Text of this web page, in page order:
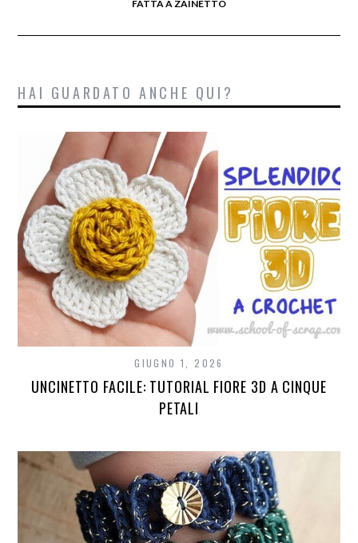
FATTA A ZAINETTO
HAI GUARDATO ANCHE QUI?
GIUGNO 1, 2026
UNCINETTO FACILE: TUTORIAL FIORE 3D A CINQUE
PETALI